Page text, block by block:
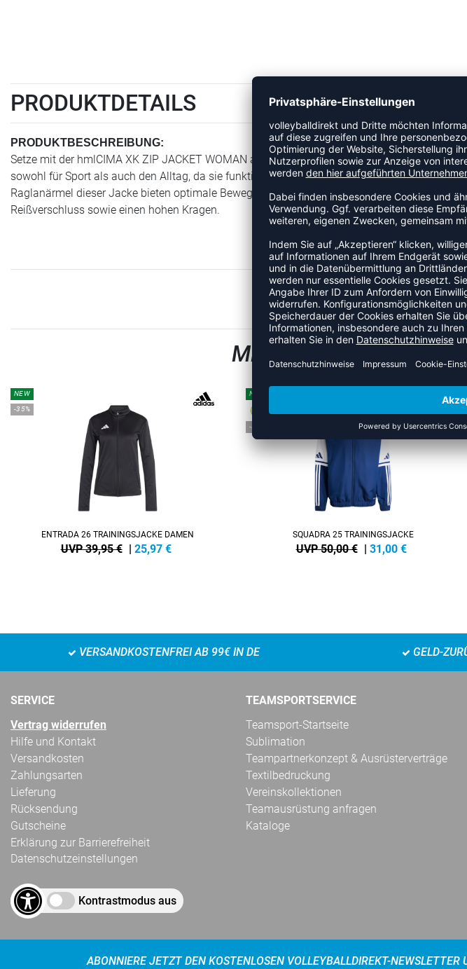
PRODUKTDETAILS
PRODUKTBESCHREIBUNG:
Setze mit der hmlCIMA XK ZIP JACKET WOMAN auf den Lagen-Look! Diese hummel®
sowohl für Sport als auch den Alltag, da sie funktionale Eigenschaften in Kombination mit
Raglanärmel dieser Jacke bieten optimale Bewegungsfreiheit an den Schultern. Die Jacke
Reißverschluss sowie einen hohen Kragen.
ZULETZT
MEHR AUS DER
NEW
-35%
ENTRADA 26 TRAININGSJACKE DAMEN
UVP 39,95 € | 25,97 €
NEW
-38%
SQUADRA 25 TRAININGSJACKE
UVP 50,00 € | 31,00 €
VERSANDKOSTENFREI AB 99€ IN DE GELD-
SERVICE
Vertrag widerrufen
Hilfe und Kontakt
Versandkosten
Zahlungsarten
Lieferung
Rücksendung
Gutscheine
Erklärung zur Barrierefreiheit
Datenschutzeinstellungen
Kontrastmodus aus
TEAMSPORTSERVICE
Teamsport-Startseite
Sublimation
Teampartnerkonzept & Ausrüsterverträge
Textilbedruckung
Vereinskollektionen
Teamausrüstung anfragen
Kataloge
ABONNIERE JETZT DEN KOSTENLOSEN VOLLEYBALLDIREKT-